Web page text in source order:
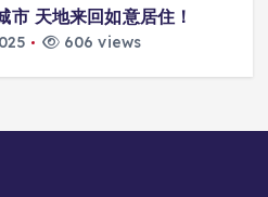
市 天地来回如意居住！
606 views